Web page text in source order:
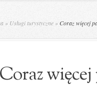
» Usługi turystyczne »Coraz więcej
Coraz więcej